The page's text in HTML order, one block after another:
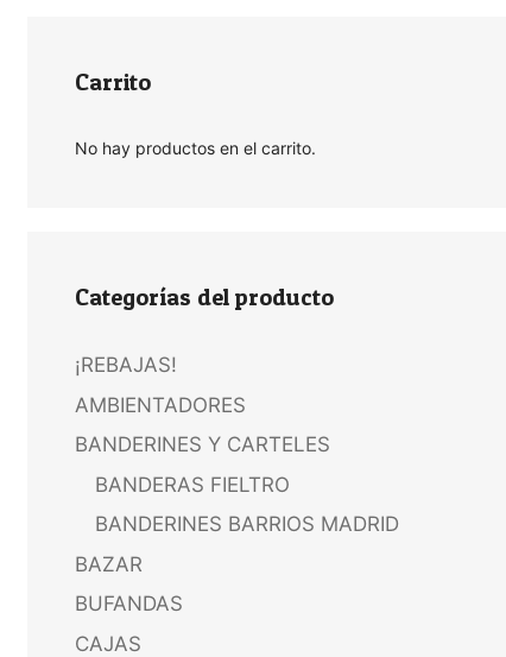
Carrito
No hay productos en el carrito.
Categorías del producto
¡REBAJAS!
AMBIENTADORES
BANDERINES Y CARTELES
BANDERAS FIELTRO
BANDERINES BARRIOS MADRID
BAZAR
BUFANDAS
CAJAS